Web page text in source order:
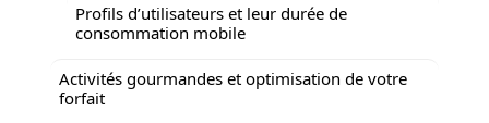
Profils d’utilisateurs et leur durée de
consommation mobile
Activités gourmandes et optimisation de votre
forfait